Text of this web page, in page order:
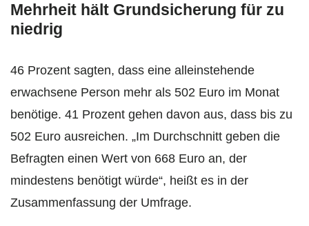
Mehrheit hält Grundsicherung für zu
niedrig
46 Prozent sagten, dass eine alleinstehende
erwachsene Person mehr als 502 Euro im Monat
benötige. 41 Prozent gehen davon aus, dass bis zu
502 Euro ausreichen. „Im Durchschnitt geben die
Befragten einen Wert von 668 Euro an, der
mindestens benötigt würde“, heißt es in der
Zusammenfassung der Umfrage.